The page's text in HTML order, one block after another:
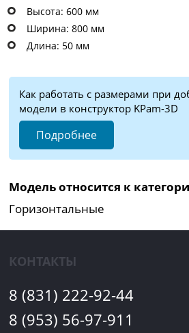
Высота: 600 мм
Ширина: 800 мм
Длина: 50 мм
Как работать с размерами при
модели в конструктор KPam-3D
Подробнее
Модель относится к
Горизонтальные
КОНТАКТЫ
8 (831) 222-92-44
8 (953) 56-97-911